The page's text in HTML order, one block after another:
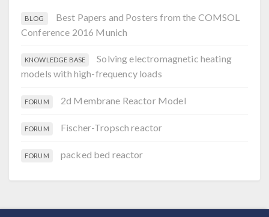
BLOG
Best Papers and Posters from the COMSOL
Conference 2016 Munich
KNOWLEDGE BASE
Solving electromagnetic heating
models with high-frequency loads
FORUM 2d Membrane Reactor Model
FORUM Fischer-Tropsch reactor
FORUM packed bed reactor